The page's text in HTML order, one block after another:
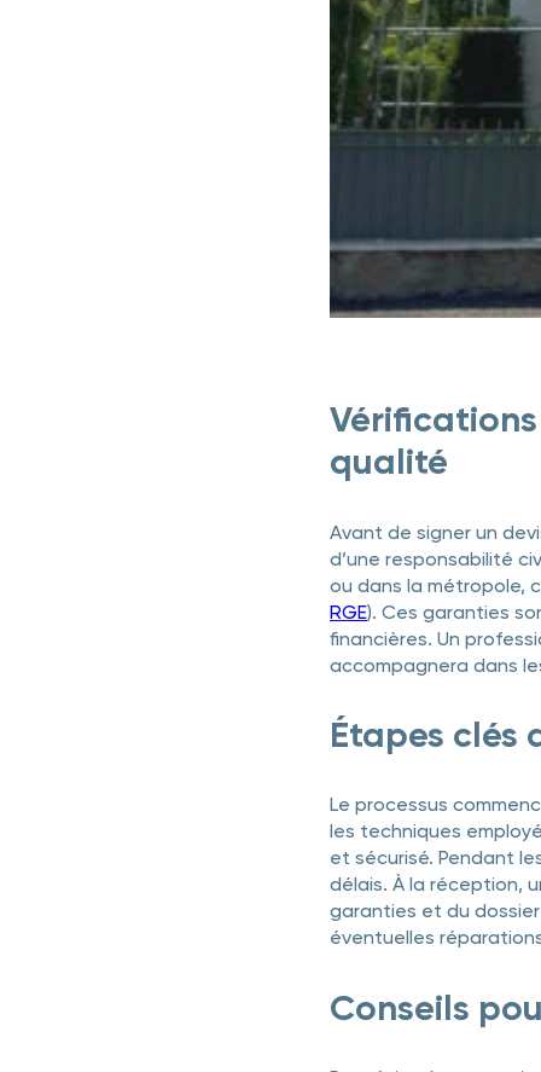
qualité
Avant de signer un
d’une responsabilité
ou dans la métropole,
RGE). Ces garanties
financières. Un
accompagnera dans
Étapes clés
Le processus
les techniques
et sécurisé. Pendant
délais. À la réception,
garanties et du
éventuelles
Conseils